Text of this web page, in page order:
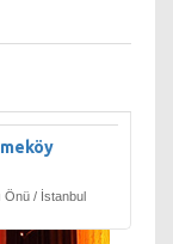
Önü / İstanbul